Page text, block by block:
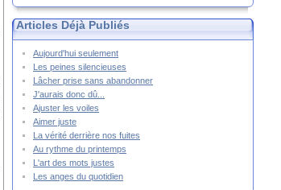
Articles Déjà Publiés
Aujourd'hui seulement
Les peines silencieuses
Lâcher prise sans abandonner
J'aurais donc dû...
Ajuster les voiles
Aimer juste
La vérité derrière nos fuites
Au rythme du printemps
L'art des mots justes
Les anges du quotidien